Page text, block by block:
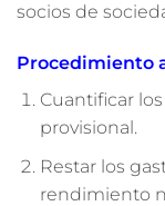
socios de
Procedimiento
Cuantificar
provisional.
Restar los
rendimiento